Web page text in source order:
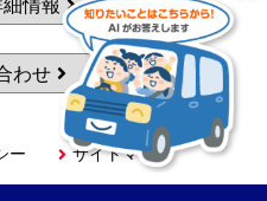
細情報
わせ
ー サイトマップ